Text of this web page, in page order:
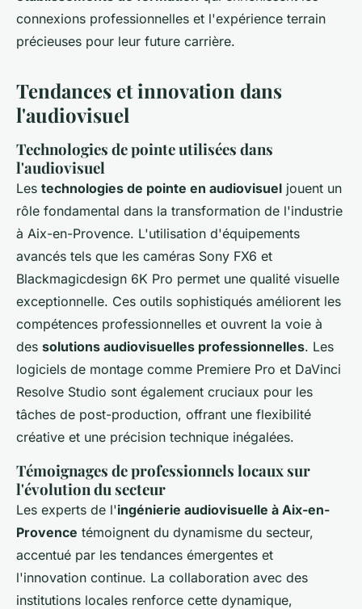
connexions professionnelles et l'expérience terrain
précieuses pour leur future carrière.
Tendances et innovation dans
l'audiovisuel
Technologies de pointe utilisées dans
l'audiovisuel
Les technologies de pointe en audiovisuel jouent un
rôle fondamental dans la transformation de l'industrie
à Aix-en-Provence. L'utilisation d'équipements
avancés tels que les caméras Sony FX6 et
Blackmagicdesign 6K Pro permet une qualité visuelle
exceptionnelle. Ces outils sophistiqués améliorent les
compétences professionnelles et ouvrent la voie à
des solutions audiovisuelles professionnelles. Les
logiciels de montage comme Premiere Pro et DaVinci
Resolve Studio sont également cruciaux pour les
tâches de post-production, offrant une flexibilité
créative et une précision technique inégalées.
Témoignages de professionnels locaux sur
l'évolution du secteur
Les experts de l'ingénierie audiovisuelle à Aix-en-
Provence témoignent du dynamisme du secteur,
accentué par les tendances émergentes et
l'innovation continue. La collaboration avec des
institutions locales renforce cette dynamique,